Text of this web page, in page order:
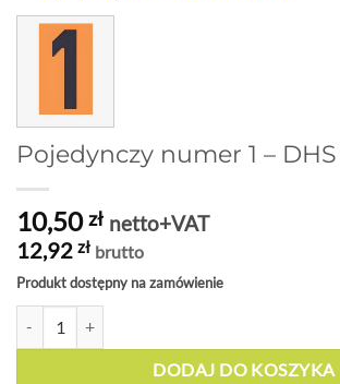
Pojedynczy numer 1 – DHS
10,50zł netto+VAT
12,92 zł brutto
Produkt dostępny na zamówienie
DODAJ DO KOSZYKA